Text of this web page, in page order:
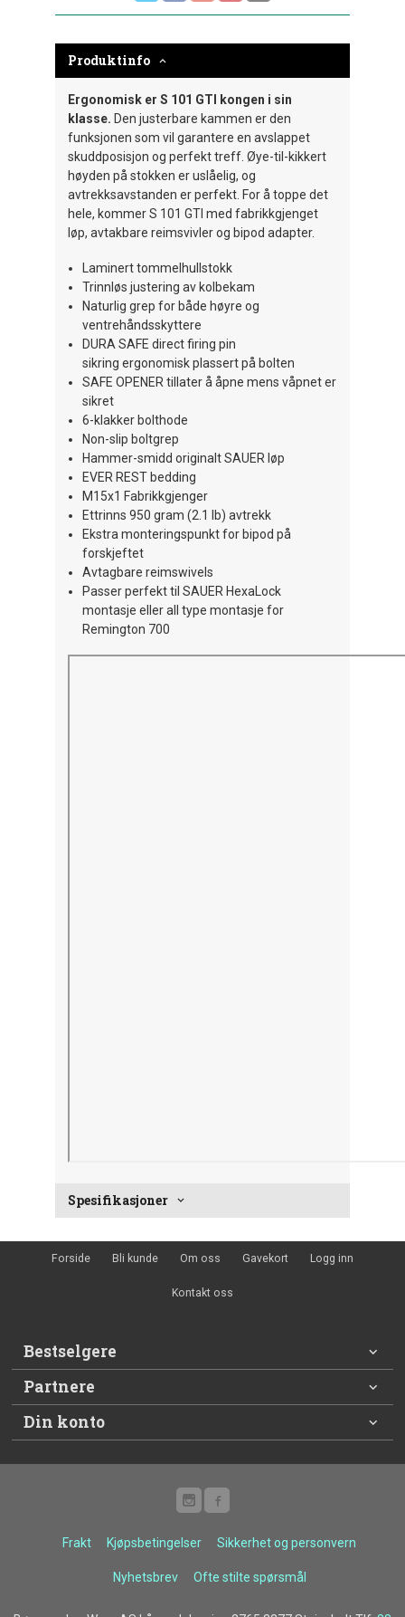
Produktinfo
Ergonomisk er S 101 GTI kongen i sin
klasse. Den justerbare kammen er den
funksjonen som vil garantere en avslappet
skuddposisjon og perfekt treff. Øye-til-kikkert
høyden på stokken er uslåelig, og
avtrekksavstanden er perfekt. For å toppe det
hele, kommer S 101 GTI med fabrikkgjenget
løp, avtakbare reimsvivler og bipod adapter.
Laminert tommelhullstokk
Trinnløs justering av kolbekam
Naturlig grep for både høyre og
ventrehåndsskyttere
DURA SAFE direct firing pin
sikring ergonomisk plassert på bolten
SAFE OPENER tillater å åpne mens våpnet er
sikret
6-klakker bolthode
Non-slip boltgrep
Hammer-smidd originalt SAUER løp
EVER REST bedding
M15x1 Fabrikkgjenger
Ettrinns 950 gram (2.1 lb) avtrekk
Ekstra monteringspunkt for bipod på
forskjeftet
Avtagbare reimswivels
Passer perfekt til SAUER HexaLock
montasje eller all type montasje for
Remington 700
Spesifikasjoner
Forside Bli kunde Om oss Gavekort Logg inn
Kontakt oss
Bestselgere
Partnere
Din konto
Frakt Kjøpsbetingelser Sikkerhet og personvern
Nyhetsbrev Ofte stilte spørsmål